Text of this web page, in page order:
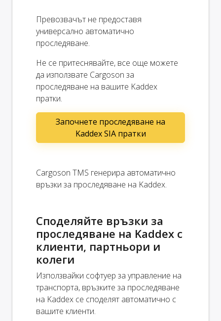
Превозвачът не предоставя
универсално автоматично
проследяване.
Не се притеснявайте, все още можете
да използвате Cargoson за
проследяване на вашите Kaddex
пратки.
Започнете проследяване на
Kaddex SIA пратки
Cargoson TMS генерира автоматично
връзки за проследяване на Kaddex.
Споделяйте връзки за
проследяване на Kaddex с
клиенти, партньори и
колеги
Използвайки софтуер за управление на
транспорта, връзките за проследяване
на Kaddex се споделят автоматично с
вашите клиенти.